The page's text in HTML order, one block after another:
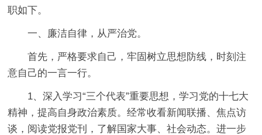
职如下。
一、廉洁自律，从严治党。
首先，严格要求自己，牢固树立思想防线，时刻注
意自己的一言一行。
1、深入学习“三个代表”重要思想，学习党的十七大
精神，提高自身政治素质。经常收看新闻联播、焦点访
谈，阅读党报党刊，了解国家大事、社会动态。进一步